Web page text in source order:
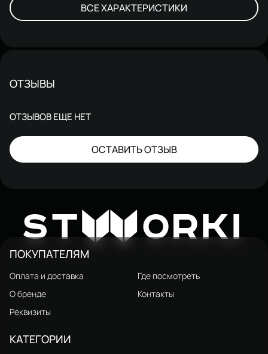
ВСЕ ХАРАКТЕРИСТИКИ
ОТЗЫВЫ
ОТЗЫВОВ ЕЩЕ НЕТ
ОСТАВИТЬ ОТЗЫВ
STW ORKI
ПОКУПАТЕЛЯМ
Оплата и доставка
Где посмотреть
О бренде
Контакты
Реквизиты
КАТЕГОРИИ